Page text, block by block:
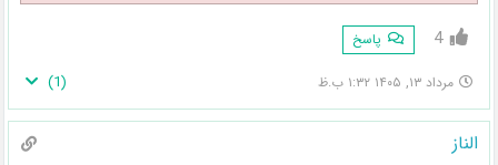
4 پاسخ
مرداد ۱۳, ۱۴۰۵ ۱:۳۲ ب.ظ (
1
)
الناز